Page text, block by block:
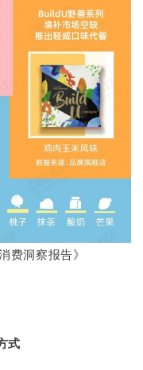
费洞察报告》
式